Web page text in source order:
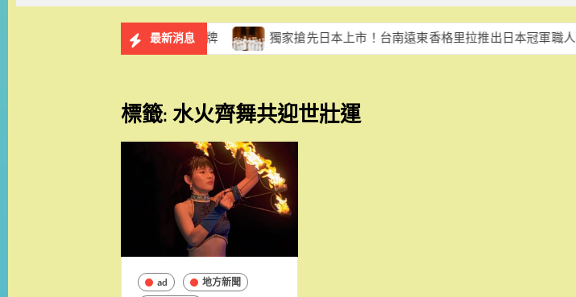
最新消息
將國際少年運動會亮眼奪牌 獨家搶先日本上市！台南遠東香格里拉推出日本冠軍職人麵包
標籤:水火齊舞共迎世壯運
ad
地方新聞